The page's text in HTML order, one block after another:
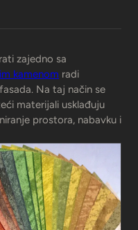
zajedno sa
kamenom radi
Na taj način se
materijali usklađuju
prostora, nabavku i